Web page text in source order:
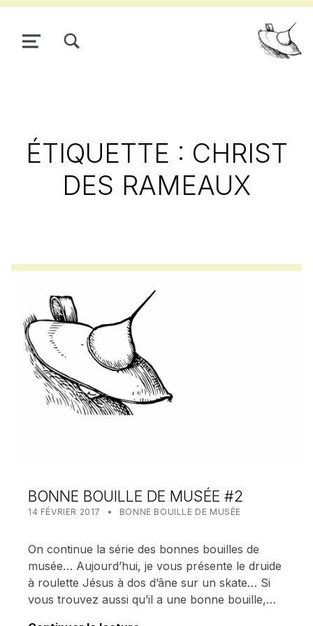
Pour
MENU
ÉTIQUETTE : CHRIST
DES RAMEAUX
BONNE BOUILLE DE MUSÉE #2
POSTED ON:
14 FÉVRIER 2017 WRITTEN BY:
MEALIN
CATEGORIZED IN:
BONNE BOUILLE DE MUSÉE
On continue la série des bonnes bouilles de
musée… Aujourd’hui, je vous présente le druide
à roulette Jésus à dos d’âne sur un skate… Si
vous trouvez aussi qu’il a une bonne bouille,…